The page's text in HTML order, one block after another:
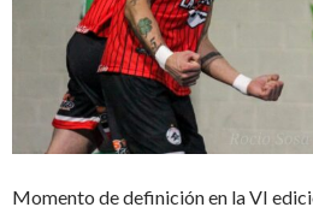
Momento de definición en la VI